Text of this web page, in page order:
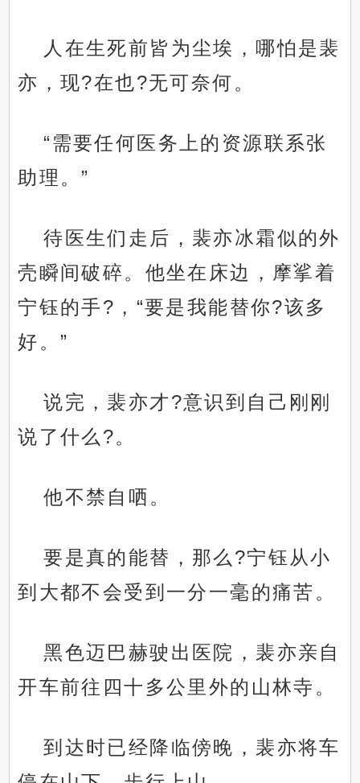
人在生死前皆为尘埃，哪怕是裴
亦，现?在也?无可奈何。
“需要任何医务上的资源联系张
助理。”
待医生们走后，裴亦冰霜似的外
壳瞬间破碎。他坐在床边，摩挲着
宁钰的手?，“要是我能替你?该多
好。”
说完，裴亦才?意识到自己刚刚
说了什么?。
他不禁自哂。
要是真的能替，那么?宁钰从小
到大都不会受到一分一毫的痛苦。
黑色迈巴赫驶出医院，裴亦亲自
开车前往四十多公里外的山林寺。
到达时已经降临傍晚，裴亦将车